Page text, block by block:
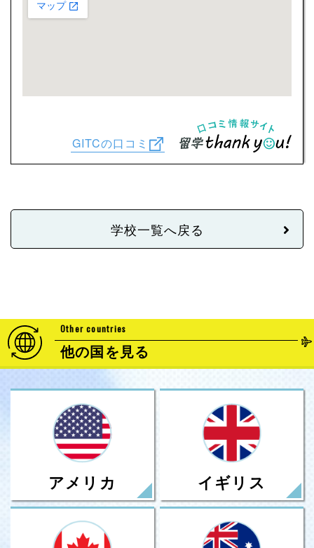
GITCの口コミ
学校一覧へ戻る
Other countries
他の国を見る
アメリカ イギリス